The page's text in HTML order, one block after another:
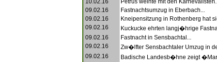
10.02.16
Petrus weinte mit den
09.02.16
Fastnachtsumzug in Eberbach...
09.02.16
Kneipensitzung in Rothenberg hat
09.02.16
Kuckucke ehrten langj�hrige
09.02.16
Fastnacht in Sensbachtal...
09.02.16
Zw�lfter Sensbachtaler Umzug in
09.02.16
Badische Landesb�hne zeigt